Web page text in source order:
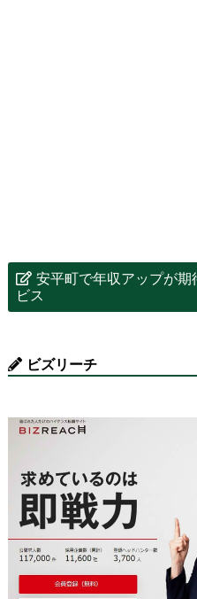
安平町で年収アップが
ビス
ビズリーチ